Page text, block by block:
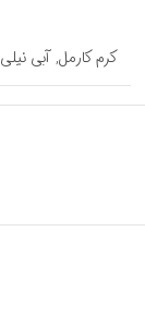
کرم کارمل,آبی نیلی